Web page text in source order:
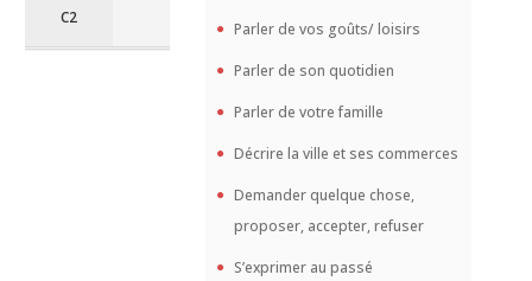
C2
Parler de vos goûts/ loisirs
Parler de son quotidien
Parler de votre famille
Décrire la ville et ses commerces
Demander quelque chose,
proposer, accepter, refuser
S’exprimer au passé